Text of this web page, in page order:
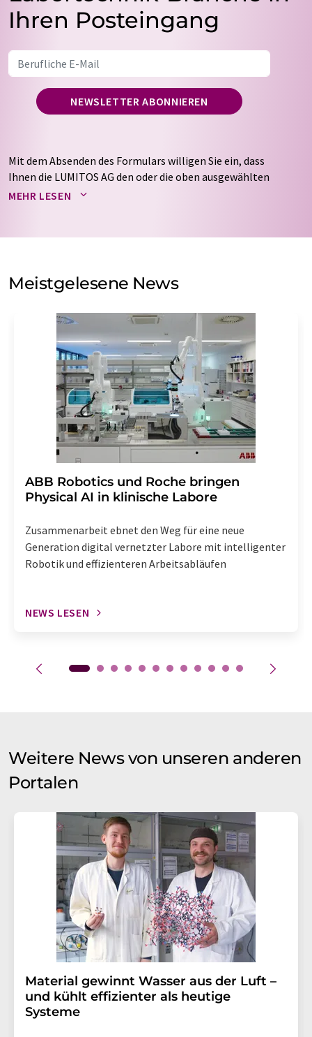
Ihren Posteingang
NEWSLETTER ABONNIEREN
Mit dem Absenden des Formulars willigen Sie ein, dass
Ihnen die LUMITOS AG den oder die oben ausgewählten
Newsletter per E-Mail zusendet. Ihre Daten werden
auf Basis unsererDatenschutzerklärung. LUMITOS darf
Meinungsforschung per E-Mail kontaktieren. Ihre
Einwilligung können Sie jederzeit ohne Angabe von
Str. 2, 12489 Berlin oder per E-Mail unter
widerruf@lumitos.commit Wirkung für die Zukunft
widerrufen. Zudem ist in jeder E-Mail ein Link zur
Abbestellung des entsprechenden Newsletters
enthalten.
MEHR LESEN
Meistgelesene News
​​​​​​​ABB Robotics und Roche bringen
Physical AI in klinische Labore
Zusammenarbeit ebnet den Weg für eine neue
Generation digital vernetzter Labore mit intelligenter
Robotik und effizienteren Arbeitsabläufen
NEWS LESEN
Weitere News von unseren anderen
Portalen
Material gewinnt Wasser aus der Luft –
und kühlt effizienter als heutige
Systeme